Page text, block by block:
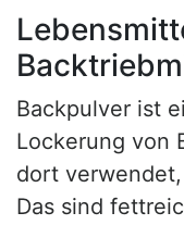
Backpulver ist
Lockerung von
dort
Das sind